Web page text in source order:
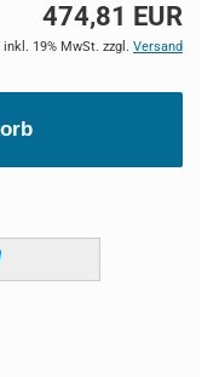
474,81 EUR
inkl. 19% MwSt. zzgl. Versand